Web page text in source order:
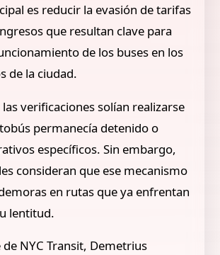
es reducir la evasión de tarifas
que resultan clave para
de los buses en los
de la ciudad.
verificaciones solían realizarse
permanecía detenido o
específicos. Sin embargo,
consideran que ese mecanismo
en rutas que ya enfrentan
lentitud.
de NYC Transit, Demetrius